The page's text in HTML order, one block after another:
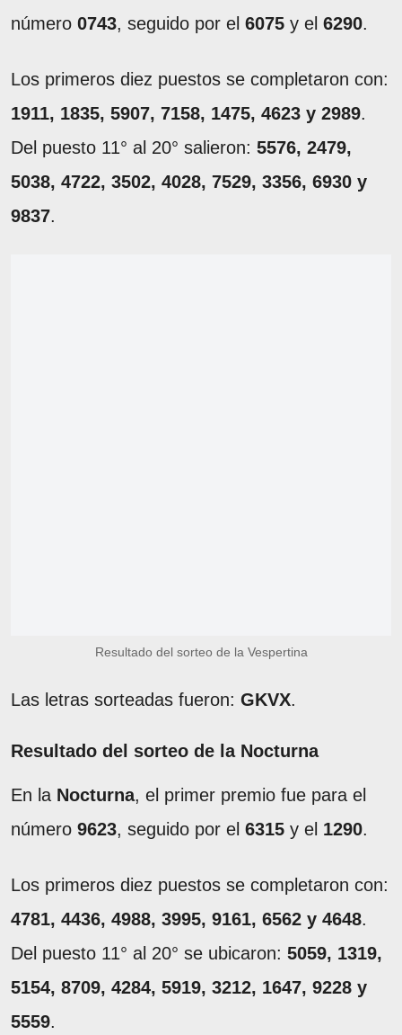
número 0743, seguido por el 6075 y el 6290.
Los primeros diez puestos se completaron con:
1911, 1835, 5907, 7158, 1475, 4623 y 2989.
Del puesto 11° al 20° salieron: 5576, 2479,
5038, 4722, 3502, 4028, 7529, 3356, 6930 y
9837.
Resultado del sorteo de la Vespertina
Las letras sorteadas fueron: GKVX.
Resultado del sorteo de la Nocturna
En la Nocturna, el primer premio fue para el
número 9623, seguido por el 6315 y el 1290.
Los primeros diez puestos se completaron con:
4781, 4436, 4988, 3995, 9161, 6562 y 4648.
Del puesto 11° al 20° se ubicaron: 5059, 1319,
5154, 8709, 4284, 5919, 3212, 1647, 9228 y
5559.